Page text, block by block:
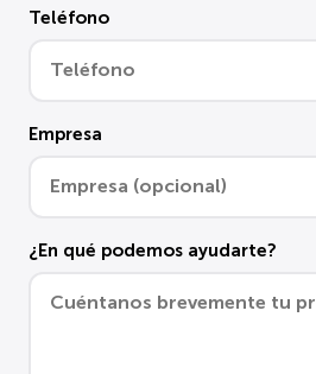
Teléfono
Empresa
¿En qué podemos ayudarte?